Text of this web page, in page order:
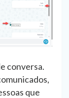
conversa.
que